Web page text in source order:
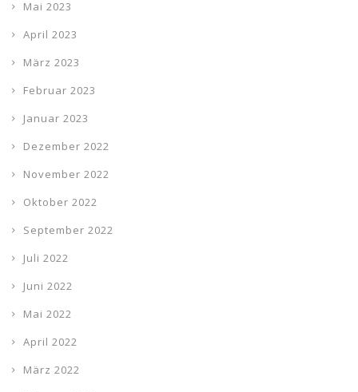
Mai 2023
April 2023
März 2023
Februar 2023
Januar 2023
Dezember 2022
November 2022
Oktober 2022
September 2022
Juli 2022
Juni 2022
Mai 2022
April 2022
März 2022